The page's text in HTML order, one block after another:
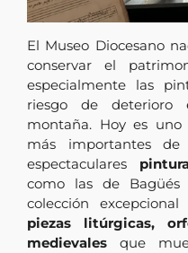
El Museo Diocesano
conservar el
especialmente las
riesgo de deterioro
montaña. Hoy es uno
más importantes de
espectaculares
como las de Bagüés
colección
piezas litúrgicas,
medievales que